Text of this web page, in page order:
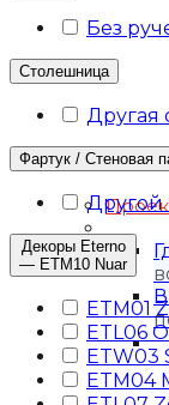
Без
Столешница
Другая
Фартук / Стеновая
Другой
Декоры Eterno
— ETM10 Nuar
ETM01
ETL06
ETW03
ETM04